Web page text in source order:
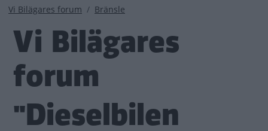
Länkstig
Vi Bilägares forum Bränsle
Vi Bilägares
forum
"Dieselbilen